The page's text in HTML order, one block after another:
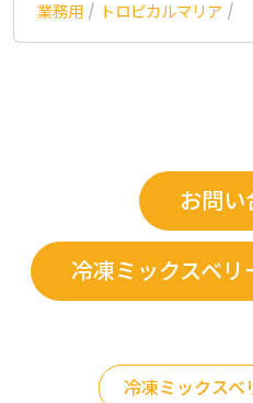
業務用 / トロピカルマリア /
お問い
冷凍ミックスベ
冷凍ミックスベ